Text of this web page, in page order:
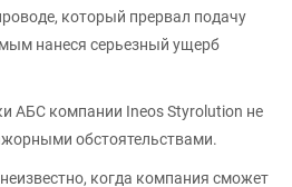
который прервал подачу
нанеся серьезный ущерб
АБС компании Ineos Styrolution не
обстоятельствами.
когда компания сможет